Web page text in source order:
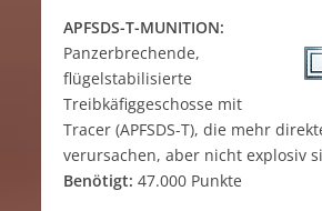
APFSDS-T-MUNITION:
Panzerbrechende,
flügelstabilisierte
Treibkäfiggeschosse mit
Tracer (APFSDS-T), die mehr
verursachen, aber nicht explosiv
Benötigt: 47.000 Punkte